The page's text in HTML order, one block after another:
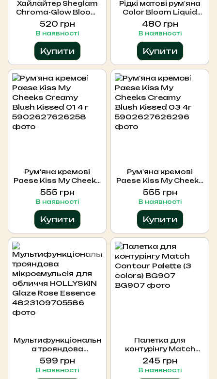
Хайлайтер Sheglam
Chroma-Glow Bloom
Liquid Highlighter-
Solar Flare, 5,2 мл
520 грн
В наявності
Купити
Рідкі матові рум'яна
Color Bloom Liquid
Blush Matte Finish Real
Deal
480 грн
В наявності
Купити
Рум'яна кремові
Paese Kiss My Cheeks
Creamy Blush Kissed
01 4 г
555 грн
В наявності
Купити
Рум'яна кремові
Paese Kiss My Cheeks
Creamy Blush Kissed
03 4г
555 грн
В наявності
Купити
Мультифункціональн
а трояндова
мікроемульсія для
обличчя HOLLYSKIN
599 грн
В наявності
Палетка для
контурінгу Match
Contour Palette (3
colors) BG907
245 грн
В наявності